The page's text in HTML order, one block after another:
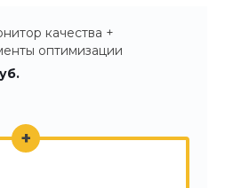
качества +
оптимизации
+